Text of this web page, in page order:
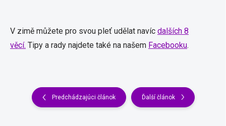
V zimě můžete pro svou pleť udělat navíc dalších 8
věcí. Tipy a rady najdete také na našem Facebooku.
Predchádzajúci článok Ďalší článok